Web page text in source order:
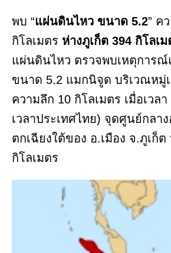
พบ “แผ่นดินไหว ขนาด 5.2” ค
กิโลเมตร ห่างภูเก็ต 394 กิโลเม
แผ่นดินไหว ตรวจพบเหตุการ
ขนาด 5.2 แมกนิจูด บริเวณหมู่
ความลึก 10 กิโลเมตร เมื่อเวล
เวลาประเทศไทย) จุดศูนย์กลา
ตกเฉียงใต้ของ อ.เมือง จ.ภูเก็
กิโลเมตร